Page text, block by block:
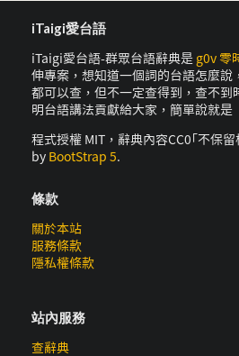
iTaigi愛台語
iTaigi愛台語-群眾台語辭典是 g0v 零
伸專案，想知道一個詞的台語怎麼說
都可以查，但不一定查得到，查不到
明台語講法貢獻給大家，簡單說就是
程式授權 MIT，辭典內容CC0｢不保
by BootStrap 5.
條款
關於本站
服務條款
隱私權條款
站內服務
查辭典